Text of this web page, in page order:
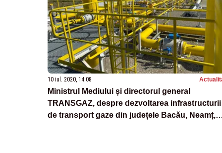
10 iul. 2020, 14:08
Ministrul Mediului și directorul general
TRANSGAZ, despre dezvoltarea infrastructurii
de transport gaze din județele Bacău, Neamț,